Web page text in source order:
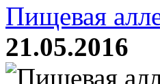
Пищевая
21.05.2016